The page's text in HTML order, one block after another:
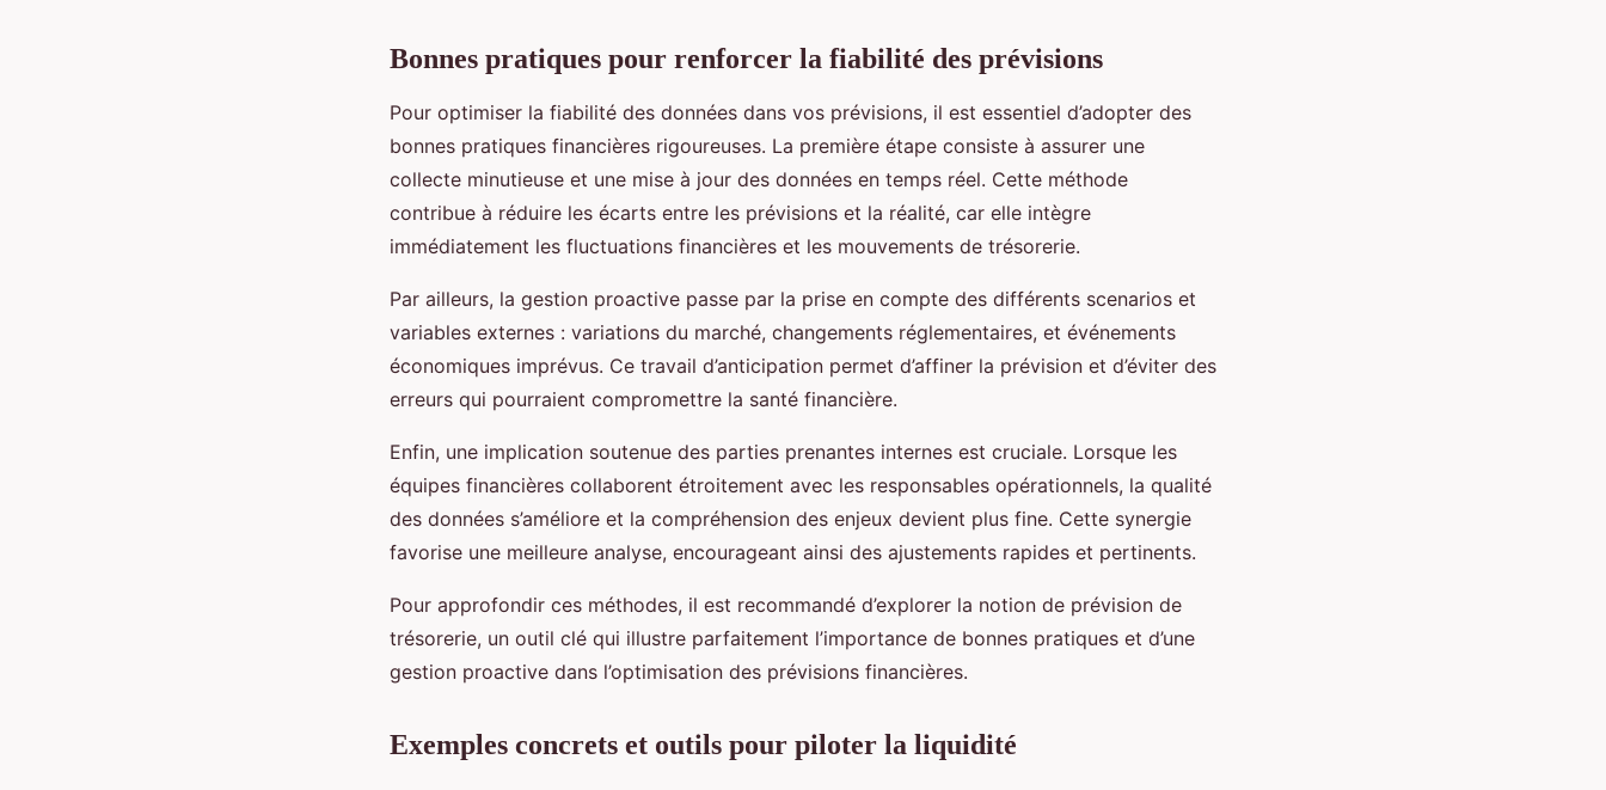
Bonnes pratiques pour renforcer la fiabilité des prévisions
Pour optimiser la fiabilité des données dans vos prévisions, il est essentiel d’adopter des
bonnes pratiques financières rigoureuses. La première étape consiste à assurer une
collecte minutieuse et une mise à jour des données en temps réel. Cette méthode
contribue à réduire les écarts entre les prévisions et la réalité, car elle intègre
immédiatement les fluctuations financières et les mouvements de trésorerie.
Par ailleurs, la gestion proactive passe par la prise en compte des différents scenarios et
variables externes : variations du marché, changements réglementaires, et événements
économiques imprévus. Ce travail d’anticipation permet d’affiner la prévision et d’éviter des
erreurs qui pourraient compromettre la santé financière.
Enfin, une implication soutenue des parties prenantes internes est cruciale. Lorsque les
équipes financières collaborent étroitement avec les responsables opérationnels, la qualité
des données s’améliore et la compréhension des enjeux devient plus fine. Cette synergie
favorise une meilleure analyse, encourageant ainsi des ajustements rapides et pertinents.
Pour approfondir ces méthodes, il est recommandé d’explorer la notion de prévision de
trésorerie, un outil clé qui illustre parfaitement l’importance de bonnes pratiques et d’une
gestion proactive dans l’optimisation des prévisions financières.
Exemples concrets et outils pour piloter la liquidité